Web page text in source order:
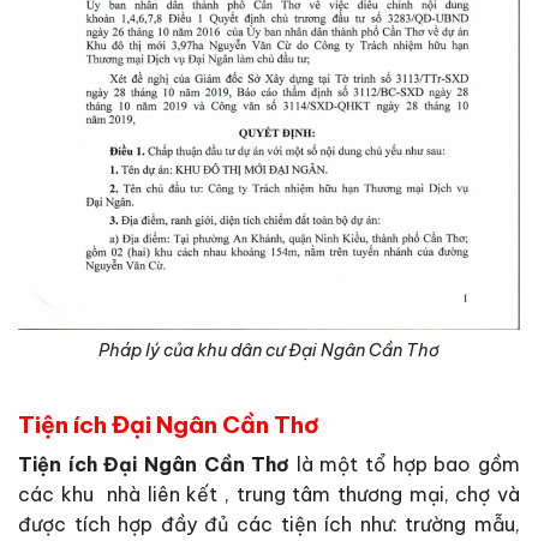
Pháp lý của khu dân cư Đại Ngân Cần Thơ
Tiện ích Đại Ngân Cần Thơ
Tiện ích Đại Ngân Cần Thơ là một tổ hợp bao gồm
các khu nhà liên kết , trung tâm thương mại, chợ và
được tích hợp đầy đủ các tiện ích như: trường mẫu,